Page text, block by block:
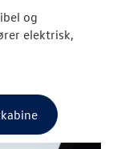
og
elektrisk,